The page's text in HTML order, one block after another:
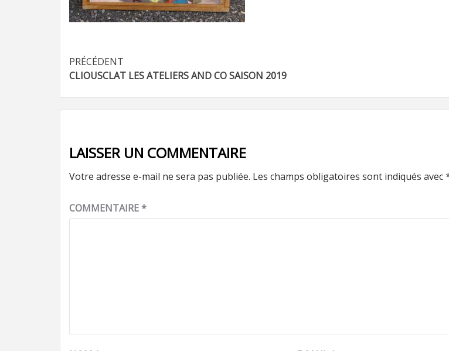
Navigation
d’article
PRÉCÉDENT
CLIOUSCLAT LES ATELIERS AND CO SAISON 2019
LAISSER UN COMMENTAIRE
Votre adresse e-mail ne sera pas publiée. Les champs obligatoires sont indiqués avec
COMMENTAIRE*